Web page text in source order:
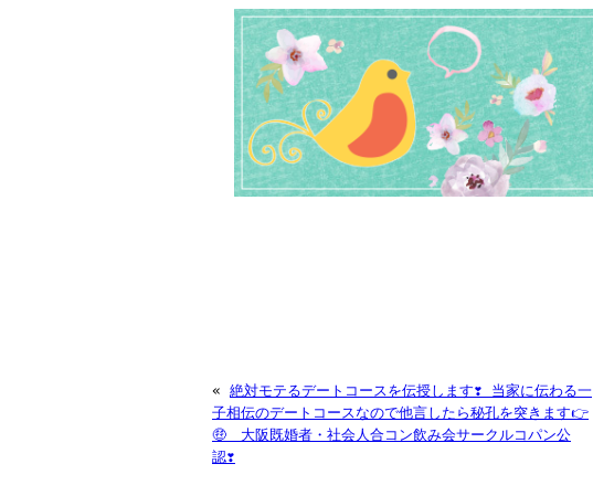
« 絶対モテるデートコースを伝授します❣️ 当家に伝わる一
子相伝のデートコースなので他言したら秘孔を突きます👉
🤑 大阪既婚者・社会人合コン飲み会サークルコパン公
認❣️